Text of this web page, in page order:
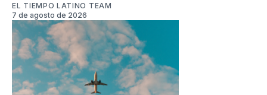
EL TIEMPO LATINO TEAM
7 de agosto de 2026